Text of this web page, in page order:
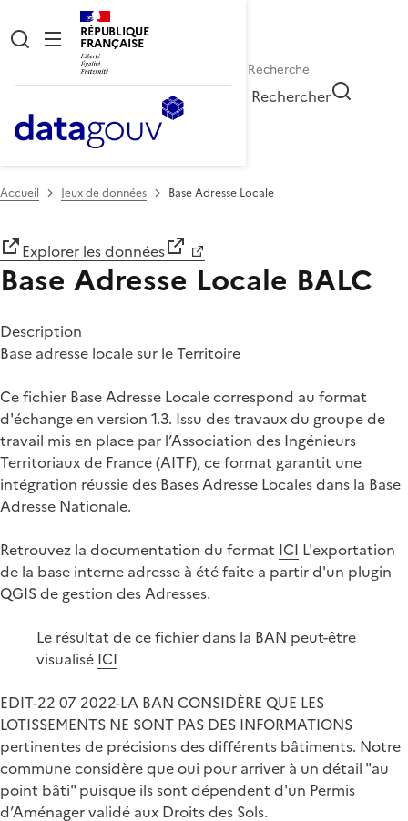
RÉPUBLIQUE
FRANÇAISE
Rechercher
Accueil Jeux de données Base Adresse Locale
Explorer les données
Base Adresse Locale BALC
Description
Base adresse locale sur le Territoire
Ce fichier Base Adresse Locale correspond au format
d'échange en version 1.3. Issu des travaux du groupe de
travail mis en place par l’Association des Ingénieurs
Territoriaux de France (AITF), ce format garantit une
intégration réussie des Bases Adresse Locales dans la Base
Adresse Nationale.
Retrouvez la documentation du format ICI L'exportation
de la base interne adresse à été faite a partir d'un plugin
QGIS de gestion des Adresses.
Le résultat de ce fichier dans la BAN peut-être
visualisé ICI
EDIT-22 07 2022-LA BAN CONSIDÈRE QUE LES
LOTISSEMENTS NE SONT PAS DES INFORMATIONS
pertinentes de précisions des différents bâtiments. Notre
commune considère que oui pour arriver à un détail "au
point bâti" puisque ils sont dépendent d'un Permis
d’Aménager validé aux Droits des Sols.